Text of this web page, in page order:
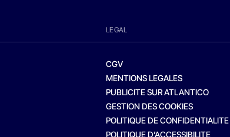
LEGAL
CGV
MENTIONS LEGALES
PUBLICITE SUR ATLANTICO
GESTION DES COOKIES
POLITIQUE DE CONFIDENTIALITE
POLITIQUE D’ACCESSIBILITE